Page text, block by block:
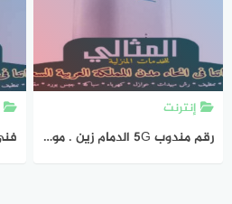
إنترنت
رقم مندوب 5G الدمام زين . موبايلى . stc . سلام 0541551885 المثالي